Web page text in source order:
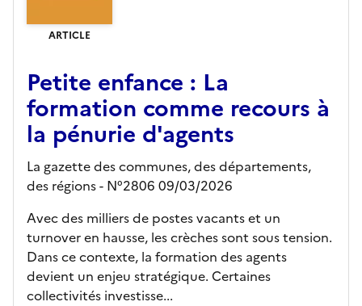
ARTICLE
Petite enfance : La
formation comme recours à
la pénurie d'agents
La gazette des communes, des départements,
des régions - N°2806 09/03/2026
Avec des milliers de postes vacants et un
turnover en hausse, les crèches sont sous tension.
Dans ce contexte, la formation des agents
devient un enjeu stratégique. Certaines
collectivités investisse...